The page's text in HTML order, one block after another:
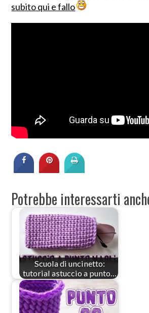
subito qui e fallo
Potrebbe interessarti
Scuola di uncinetto:
tutorial astuccio a punto…